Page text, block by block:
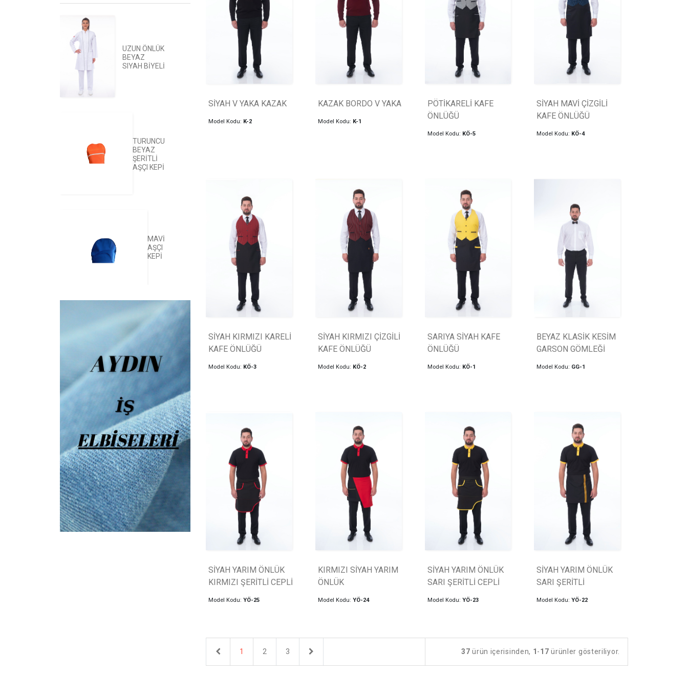
UZUN ÖNLÜK
BEYAZ
SIYAH BİYELİ
TURUNCU
BEYAZ
ŞERİTLİ
AŞÇI KEPİ
MAVİ
AŞÇI
KEPİ
SİYAH V YAKA KAZAK
Model Kodu: K-2
KAZAK BORDO V YAKA
Model Kodu: K-1
PÖTİKARELİ KAFE
ÖNLÜĞÜ
Model Kodu: KÖ-5
SİYAH MAVİ ÇİZGİLİ
KAFE ÖNLÜĞÜ
Model Kodu: KÖ-4
SİYAH KIRMIZI KARELİ
KAFE ÖNLÜĞÜ
Model Kodu: KÖ-3
SİYAH KIRMIZI ÇİZGİLİ
KAFE ÖNLÜĞÜ
Model Kodu: KÖ-2
SARIYA SİYAH KAFE
ÖNLÜĞÜ
Model Kodu: KÖ-1
BEYAZ KLASİK KESİM
GARSON GÖMLEĞİ
Model Kodu: GG-1
SİYAH YARIM ÖNLÜK
KIRMIZI ŞERİTLİ CEPLİ
Model Kodu: YÖ-25
KIRMIZI SİYAH YARIM
ÖNLÜK
Model Kodu: YÖ-24
SİYAH YARIM ÖNLÜK
SARI ŞERİTLİ CEPLİ
Model Kodu: YÖ-23
SİYAH YARIM ÖNLÜK
SARI ŞERİTLİ
Model Kodu:YÖ-22
Previous
1 2 3 37 ürün içerisinden, 1 -17 ürünler gösteriliyor.